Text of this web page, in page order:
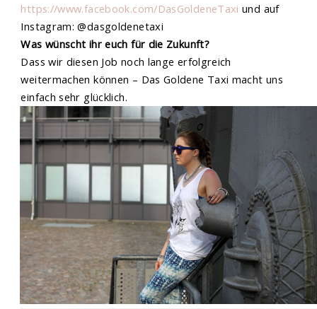
https://www.facebook.com/DasGoldeneTaxiund auf
Instagram: @dasgoldenetaxi
Was wünscht ihr euch für die Zukunft?
Dass wir diesen Job noch lange erfolgreich
weitermachen können – Das Goldene Taxi macht uns
einfach sehr glücklich.